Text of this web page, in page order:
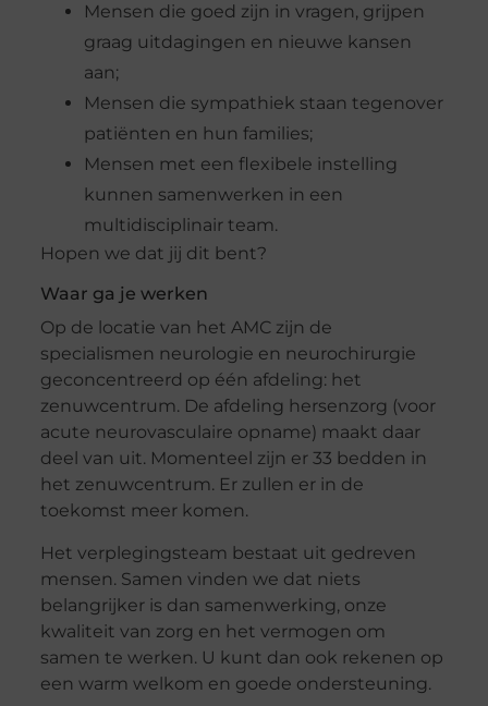
Mensen die goed zijn in vragen, grijpen
graag uitdagingen en nieuwe kansen
aan;
Mensen die sympathiek staan ​​tegenover
patiënten en hun families;
Mensen met een flexibele instelling
kunnen samenwerken in een
multidisciplinair team.
Hopen we dat jij dit bent?
Waar ga je werken
Op de locatie van het AMC zijn de
specialismen neurologie en neurochirurgie
geconcentreerd op één afdeling: het
zenuwcentrum. De afdeling hersenzorg (voor
acute neurovasculaire opname) maakt daar
deel van uit. Momenteel zijn er 33 bedden in
het zenuwcentrum. Er zullen er in de
toekomst meer komen.
Het verplegingsteam bestaat uit gedreven
mensen. Samen vinden we dat niets
belangrijker is dan samenwerking, onze
kwaliteit van zorg en het vermogen om
samen te werken. U kunt dan ook rekenen op
een warm welkom en goede ondersteuning.